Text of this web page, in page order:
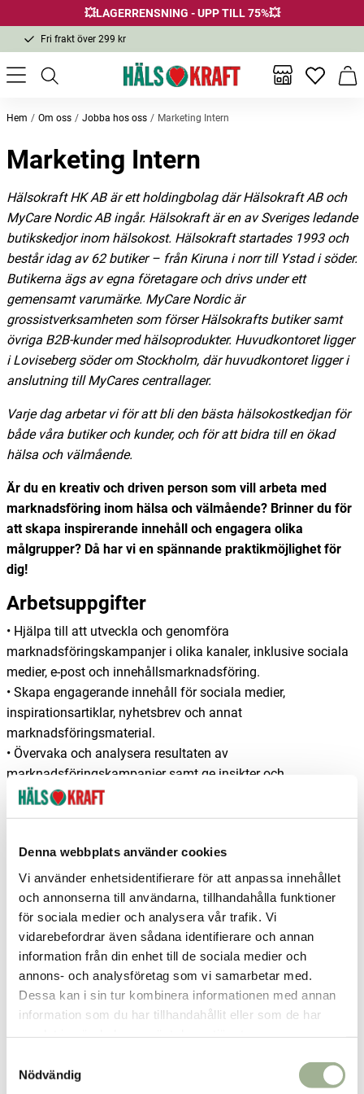
Denna webbplats använder cookies
Vi använder enhetsidentifierare för att anpassa innehållet
och annonserna till användarna, tillhandahålla funktioner
för sociala medier och analysera vår trafik. Vi
vidarebefordrar även sådana identifierare och annan
information från din enhet till de sociala medier och
annons- och analysföretag som vi samarbetar med.
Dessa kan i sin tur kombinera informationen med annan
information som du har tillhandahållit eller som de har
Nödvändig
💥LAGERRENSNING - UPP TILL 75%💥
Fri frakt över 299 kr
1-3 dagars leverans
Samma pris i butik & online
Fri frakt över 299 kr
Inga
Hem Om oss Jobba hos oss Marketing Intern
Marketing Intern
Hälsokraft HK AB är ett holdingbolag där Hälsokraft AB och
MyCare Nordic AB ingår. Hälsokraft är en av Sveriges ledande
butikskedjor inom hälsokost. Hälsokraft startades 1993 och
består idag av 62 butiker – från Kiruna i norr till Ystad i söder.
Butikerna ägs av egna företagare och drivs under ett
gemensamt varumärke. MyCare Nordic är
grossistverksamheten som förser Hälsokrafts butiker samt
övriga B2B-kunder med hälsoprodukter. Huvudkontoret ligger
i Loviseberg söder om Stockholm, där huvudkontoret ligger i
anslutning till MyCares centrallager.
Varje dag arbetar vi för att bli den bästa hälsokostkedjan för
både våra butiker och kunder, och för att bidra till en ökad
hälsa och välmående.
Är du en kreativ och driven person som vill arbeta med
marknadsföring inom hälsa och välmående? Brinner du för
att skapa inspirerande innehåll och engagera olika
målgrupper? Då har vi en spännande praktikmöjlighet för
dig!
Arbetsuppgifter
• Hjälpa till att utveckla och genomföra
marknadsföringskampanjer i olika kanaler, inklusive sociala
medier, e-post och innehållsmarknadsföring.
• Skapa engagerande innehåll för sociala medier,
inspirationsartiklar, nyhetsbrev och annat
marknadsföringsmaterial.
• Övervaka och analysera resultaten av
marknadsföringskampanjer samt ge insikter och
rekommendationer för förbättringar.
• Stötta hanteringen av Hälsokrafts sociala mediekonton,
• Assistera övrig marknadsorganisation vid behov.
Kvalifikationer
• God förståelse för digital marknadsföring och dess bästa
praxis.
• Utmärkta skriftliga och muntliga
kommunikationsfärdigheter.
• Kreativ tänkare med sinne för detaljer.
• Erfarenhet av sociala medieplattformar (Facebook, TikTok,
Instagram, LinkedIn, etc.).
marknadsföring (Google Analytics, sociala medier-